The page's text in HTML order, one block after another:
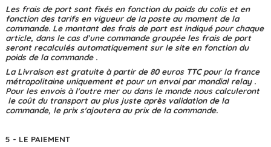
Les frais de port sont fixés en fonction du poids du colis et en
fonction des tarifs en vigueur de la poste au moment de la
commande. Le montant des frais de port est indiqué pour chaque
article, dans le cas d’une commande groupée les frais de port
seront recalculés automatiquement sur le site en fonction du
poids de la commande .
La Livraison est gratuite à partir de 80 euros TTC pour la france
métropolitaine uniquement et pour un envoi par mondial relay .
Pour les envois à l'outre mer ou dans le monde nous calculeront
le coût du transport au plus juste après validation de la
commande, le prix s'ajoutera au prix de la commande.
5 - LE PAIEMENT